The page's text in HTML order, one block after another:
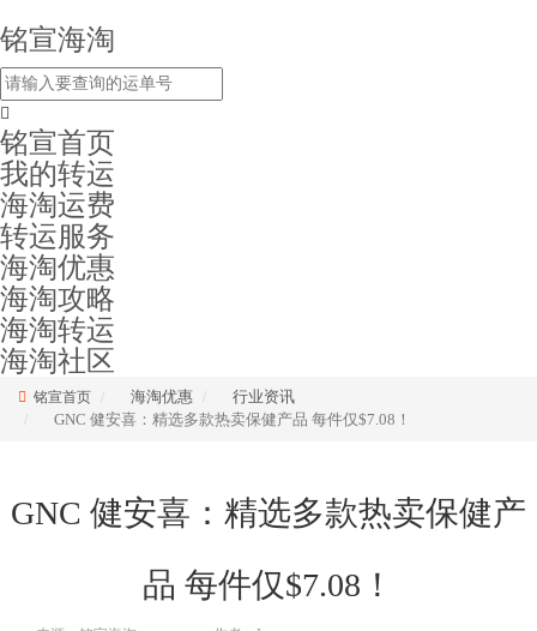
铭宣海淘
铭宣首页
我的转运
海淘运费
转运服务
海淘优惠
海淘攻略
海淘转运
海淘社区
铭宣首页 海淘优惠
行业资讯
GNC 健安喜：精选多款热卖保健产品 每件仅$7.08！
GNC 健安喜：精选多款热卖保健产
品 每件仅$7.08！